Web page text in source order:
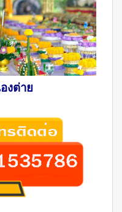
งต่าย